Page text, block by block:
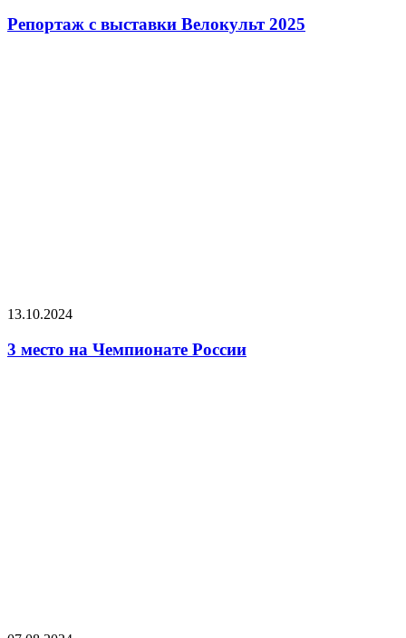
Репортаж с выставки Велокульт 2025
13.10.2024
3 место на Чемпионате России